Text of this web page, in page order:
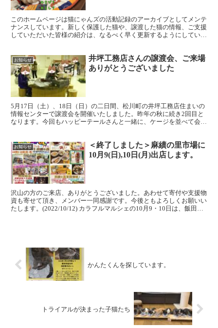
このホームページは猫にゃんズの活動記録のアーカイブとしてメンテ
ナンスしています。新しく保護した猫や、譲渡した猫の情報、ご支援
していただいた皆様の紹介は、なるべく早く更新するようにしていま
お知らせ
井坪工務店さんの譲渡会、ご来場
ありがとうございました
5月17日（土）、18日（日）の二日間、松川町の井坪工務店住まいの
情報センターで譲渡会を開催いたしました。昨年の秋に続き2回目と
なります。今回もハッピーテールさんと一緒に、ケージを並べて会い
お知らせ
＜終了しました＞麻績の里市場に
10月9(日),10日(月)出店します。
沢山の方のご来店、ありがとうございました。あわせて寄付や支援物
資も寄せて頂き、メンバー一同感謝です。今後ともよろしくお願いい
たします。(2022/10/12) カラフルマルシェの10月9・10日は、飯田市
かんたくんを探しています。
トライアルが決まった子猫たち